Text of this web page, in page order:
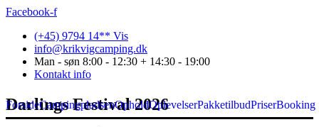
Facebook-f
(+45) 9794 14** Vis
info@krikvigcamping.dk
Man - søn 8:00 - 12:30 + 14:30 - 19:00
Kontakt info
ForsideCampingpladsenOpholdOplevelserPakketilbudPriserBooking
Darlings Festival 2026